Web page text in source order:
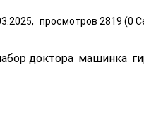
просмотров 2819 (0
доктора машинка